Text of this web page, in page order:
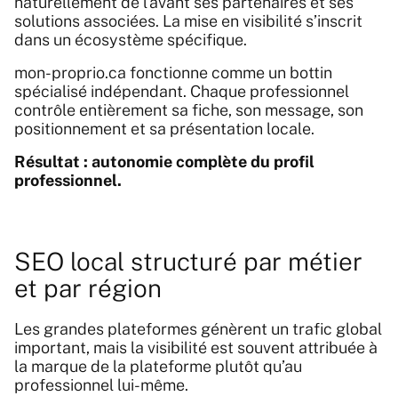
solutions associées. La mise en visibilité s’inscrit
dans un écosystème spécifique.
mon-proprio.ca fonctionne comme un bottin
spécialisé indépendant. Chaque professionnel
contrôle entièrement sa fiche, son message, son
positionnement et sa présentation locale.
Résultat : autonomie complète du profil
professionnel.
SEO local structuré par métier
et par région
Les grandes plateformes génèrent un trafic global
important, mais la visibilité est souvent attribuée à
la marque de la plateforme plutôt qu’au
professionnel lui-même.